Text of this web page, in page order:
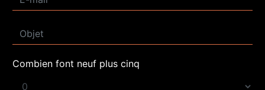
Combien font neuf plus cinq